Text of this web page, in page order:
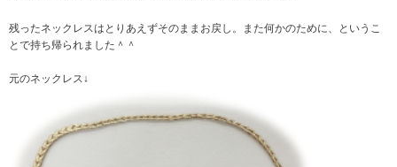
残ったネックレスはとりあえずそのままお戻し。また何かのために、というこ
とで持ち帰られました＾＾
元のネックレス↓